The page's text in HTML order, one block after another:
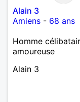
Alain 3
Amiens - 68 ans
Homme
amoureuse
Alain 3